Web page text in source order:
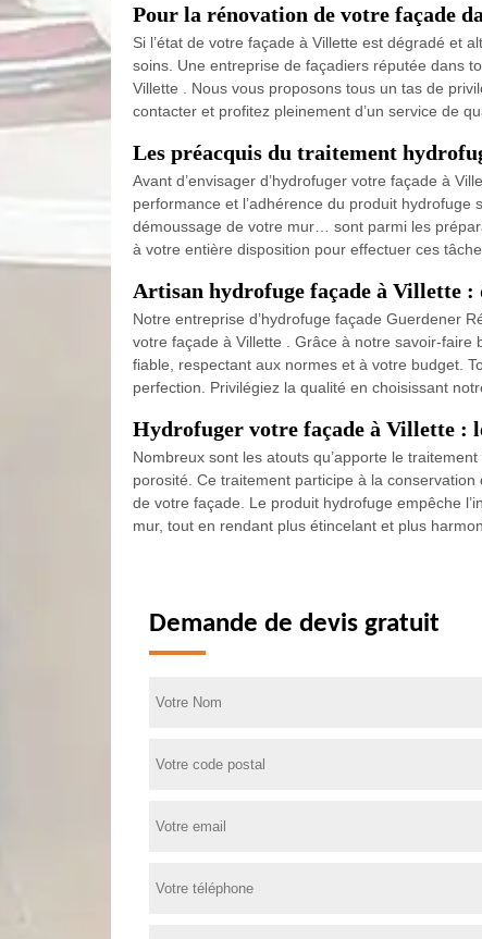
Pour la rénovation de votre façade
Si l’état de votre façade à Villette est dégradé et
soins. Une entreprise de façadiers réputée dans
Villette . Nous vous proposons tous un tas de
contacter et profitez pleinement d’un service de
Les préacquis du traitement
Avant d’envisager d’hydrofuger votre façade à
performance et l’adhérence du produit
démoussage de votre mur… sont parmi les
à votre entière disposition pour effectuer ces
Artisan hydrofuge façade à Villette :
Notre entreprise d’hydrofuge façade Guerdener
votre façade à Villette . Grâce à notre savoir-faire
fiable, respectant aux normes et à votre budget.
perfection. Privilégiez la qualité en choisissant
Hydrofuger votre façade à Villette :
Nombreux sont les atouts qu’apporte le
porosité. Ce traitement participe à la conservation
de votre façade. Le produit hydrofuge empêche
mur, tout en rendant plus étincelant et plus
Demande de devis gratuit